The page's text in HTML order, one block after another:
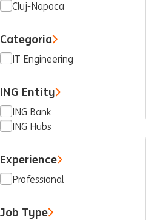
Cluj-Napoca
Categoria
IT Engineering
ING Entity
ING Bank
ING Hubs
Experience
Professional
Job Type